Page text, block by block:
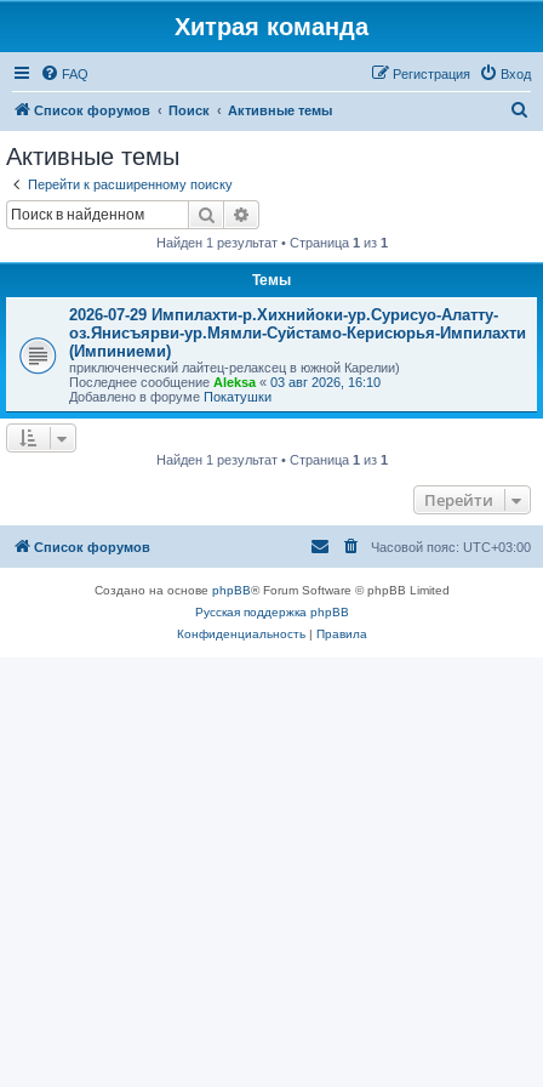
Хитрая команда
FAQ Вход
Регистрация
Список форумов Поиск Активные темы
Активные темы
Перейти к расширенному поиску
Поиск
Найден 1 результат • Страница 1 из 1
Темы
2026-07-29 Импилахти-р.Хихнийоки-ур.Сурисуо-Алатту-
оз.Янисъярви-ур.Мямли-Суйстамо-Керисюрья-Импилахти
(Импиниеми)
приключенческий лайтец-релаксец в южной Карелии)
Последнее сообщение Aleksa « 03 авг 2026, 16:10
Добавлено в форуме Покатушки
Найден 1 результат • Страница 1 из 1
Перейти
Список форумов Часовой пояс: UTC+03:00
Создано на основе phpBB® Forum Software © phpBB Limited
Русская поддержка phpBB
Конфиденциальность| Правила